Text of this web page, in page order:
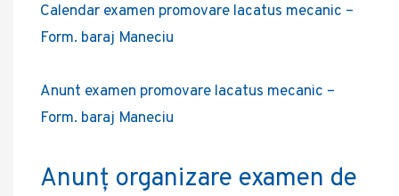
Calendar examen promovare lacatus mecanic –
Form. baraj Maneciu
Anunt examen promovare lacatus mecanic –
Form. baraj Maneciu
Anunț organizare examen de